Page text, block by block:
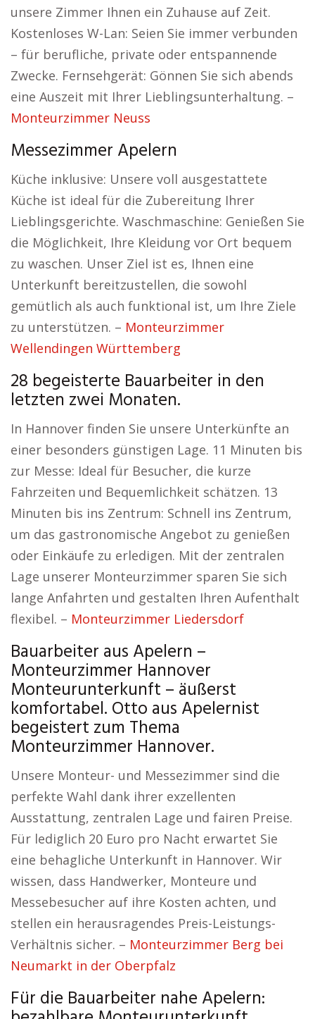
unsere Zimmer Ihnen ein Zuhause auf Zeit.
Kostenloses W-Lan: Seien Sie immer verbunden
– für berufliche, private oder entspannende
Zwecke. Fernsehgerät: Gönnen Sie sich abends
eine Auszeit mit Ihrer Lieblingsunterhaltung. –
Monteurzimmer Neuss
Messezimmer Apelern
Küche inklusive: Unsere voll ausgestattete
Küche ist ideal für die Zubereitung Ihrer
Lieblingsgerichte. Waschmaschine: Genießen Sie
die Möglichkeit, Ihre Kleidung vor Ort bequem
zu waschen. Unser Ziel ist es, Ihnen eine
Unterkunft bereitzustellen, die sowohl
gemütlich als auch funktional ist, um Ihre Ziele
zu unterstützen. – Monteurzimmer
Wellendingen Württemberg
28 begeisterte Bauarbeiter in den
letzten zwei Monaten.
In Hannover finden Sie unsere Unterkünfte an
einer besonders günstigen Lage. 11 Minuten bis
zur Messe: Ideal für Besucher, die kurze
Fahrzeiten und Bequemlichkeit schätzen. 13
Minuten bis ins Zentrum: Schnell ins Zentrum,
um das gastronomische Angebot zu genießen
oder Einkäufe zu erledigen. Mit der zentralen
Lage unserer Monteurzimmer sparen Sie sich
lange Anfahrten und gestalten Ihren Aufenthalt
flexibel. – Monteurzimmer Liedersdorf
Bauarbeiter aus Apelern –
Monteurzimmer Hannover
Monteurunterkunft – äußerst
komfortabel. Otto aus Apelernist
begeistert zum Thema
Monteurzimmer Hannover.
Unsere Monteur- und Messezimmer sind die
perfekte Wahl dank ihrer exzellenten
Ausstattung, zentralen Lage und fairen Preise.
Für lediglich 20 Euro pro Nacht erwartet Sie
eine behagliche Unterkunft in Hannover. Wir
wissen, dass Handwerker, Monteure und
Messebesucher auf ihre Kosten achten, und
stellen ein herausragendes Preis-Leistungs-
Verhältnis sicher. – Monteurzimmer Berg bei
Neumarkt in der Oberpfalz
Für die Bauarbeiter nahe Apelern: